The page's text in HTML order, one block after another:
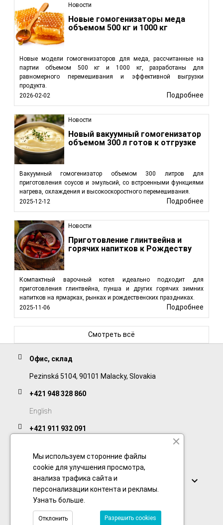
Новости
Новые гомогенизаторы меда
объемом 500 кг и 1000 кг
Новые модели гомогенизаторов для меда, рассчитанные на
партии объемом 500 кг и 1000 кг, разработаны для
равномерного перемешивания и эффективной выгрузки
продукта.
2026-02-02
Подробнее
Новости
Новый вакуумный гомогенизатор
объемом 300 л готов к отгрузке
Вакуумный гомогенизатор объемом 300 литров для
приготовления соусов и эмульсий, со встроенными функциями
нагрева, охлаждения и высокоскоростного перемешивания.
2025-12-12
Подробнее
Новости
Приготовление глинтвейна и
горячих напитков к Рождеству
Компактный варочный котел идеально подходит для
приготовления глинтвейна, пунша и других горячих зимних
напитков на ярмарках, рынках и рождественских праздниках.
2025-11-06
Подробнее
Смотреть всё
Офис, склад
Pezinská 5104, 90101 Malacky, Slovakia
+421 948 328 860
English
+421 911 932 091
Ссылки 
Мы используем сторонние файлы
cookie для улучшения просмотра,
анализа трафика сайта и
персонализации контента и рекламы.
Узнать больше
Разрешить cookies
Отклонить